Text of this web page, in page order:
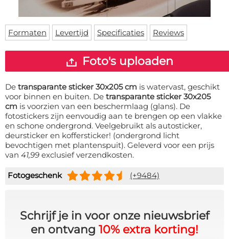
Vloermat
Skateboard deck
Levertijden
Inloggen
WhatsApp
Formaten Levertijd Specificaties Reviews
Foto's uploaden
De transparante sticker 30x205 cm is watervast, geschikt
voor binnen en buiten. De transparante sticker 30x205
cm is voorzien van een beschermlaag (glans). De
fotostickers zijn eenvoudig aan te brengen op een vlakke
en schone ondergrond. Veelgebruikt als autosticker,
deursticker en koffersticker! (ondergrond licht
bevochtigen met plantenspuit). Geleverd voor een prijs
van 41,99 exclusief verzendkosten.
Fotogeschenk (+9484)
Schrijf je in voor onze nieuwsbrief
en ontvang 10% extra korting!